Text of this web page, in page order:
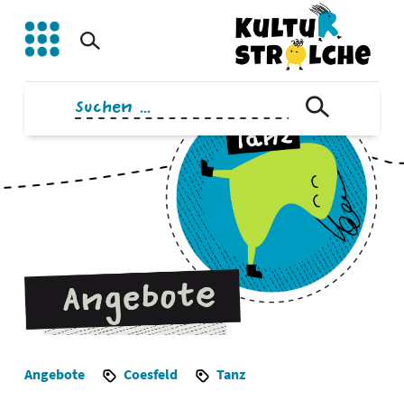
Inhalt
springen
Suchen
nach:
Angebote Coesfeld Tanz